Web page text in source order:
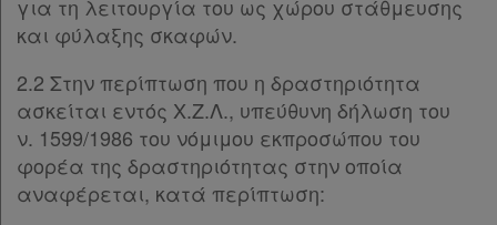
για τη λειτουργία του ως χώρου στάθμευσης
και φύλαξης σκαφών.
2.2 Στην περίπτωση που η δραστηριότητα
ασκείται εντός Χ.Ζ.Λ., υπεύθυνη δήλωση του
ν. 1599/1986 του νόμιμου εκπροσώπου του
φορέα της δραστηριότητας στην οποία
αναφέρεται, κατά περίπτωση: